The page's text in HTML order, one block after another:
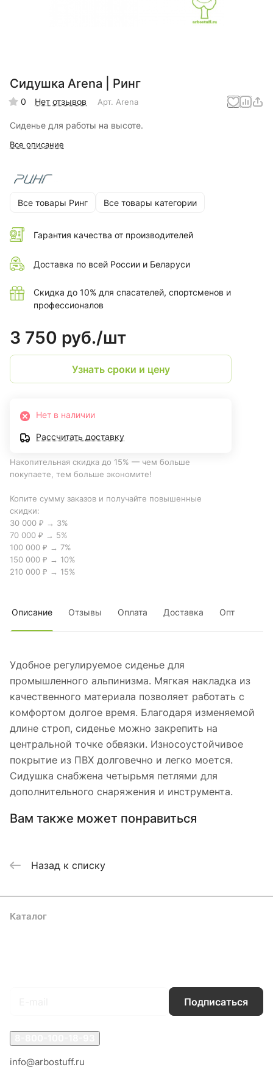
Сидушка Arena | Ринг
0 Нет отзывов Арт. Arena
Сиденье для работы на высоте.
Все описание
Все товары Ринг Все товары категории
Гарантия качества от производителей
Доставка по всей России и Беларуси
Скидка до 10% для спасателей, спортсменов и
профессионалов
3 750 руб./шт
Узнать сроки и цену
Нет в наличии
Рассчитать доставку
Накопительная скидка до 15% — чем больше
покупаете, тем больше экономите!
Копите сумму заказов и получайте повышенные
скидки:
30 000 ₽ → 3%
70 000 ₽ → 5%
100 000 ₽ → 7%
150 000 ₽ → 10%
210 000 ₽ → 15%
Описание Отзывы Оплата Доставка Опт
Удобное регулируемое сиденье для
промышленного альпинизма. Мягкая накладка из
качественного материала позволяет работать с
комфортом долгое время. Благодаря изменяемой
длине строп, сиденье можно закрепить на
центральной точке обвязки. Износоустойчивое
покрытие из ПВХ долговечно и легко моется.
Сидушка снабжена четырьмя петлями для
дополнительного снаряжения и инструмента.
Вам также может понравиться
Назад к списку
Каталог
Подписаться
info@arbostuff.ru